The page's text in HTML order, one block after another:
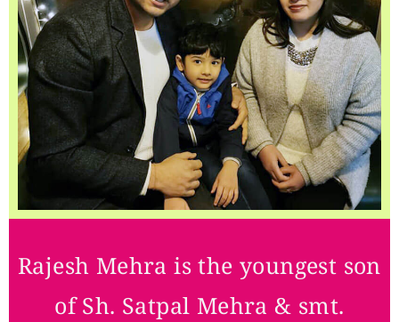
Rajesh Mehra is the youngest son
of Sh. Satpal Mehra & smt.